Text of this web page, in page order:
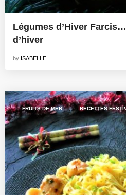
Légumes d’Hiver
d’hiver
by ISABELLE
FRUITS DE MER , RECETTES